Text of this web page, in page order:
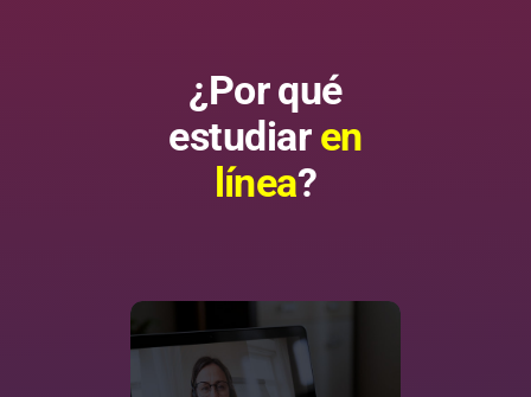
¿Por qué
estudiar en
línea?
Flexibilidad de